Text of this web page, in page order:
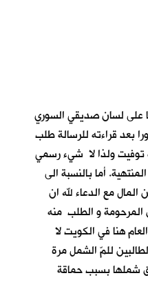
والتقدير.
على لسان صديقي السوري
بعد قراءته للرسالة طلب
توفيت ولذا لا شيء رسمي
أما بالنسبة الى
مع الدعاء لله ان
و الطلب منه
هنا في الكويت لا
للمّ الشمل مرة
شملها بسبب حماقة